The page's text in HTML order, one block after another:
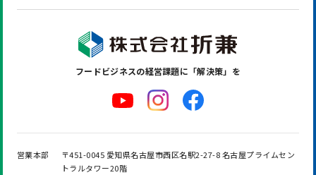
フードビジネスの経営課題に「解決策」を
営業本部
〒451-0045 愛知県名古屋市西区名駅2-27-8 名古屋プライムセン
トラルタワー20階